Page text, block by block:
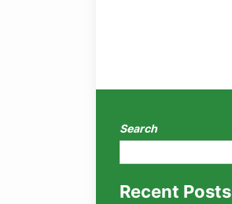
Search
Recent Posts